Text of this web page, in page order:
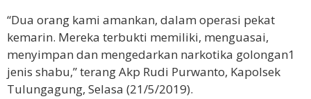
“Dua orang kami amankan, dalam operasi pekat
kemarin. Mereka terbukti memiliki, menguasai,
menyimpan dan mengedarkan narkotika golongan1
jenis shabu,” terang Akp Rudi Purwanto, Kapolsek
Tulungagung, Selasa (21/5/2019).